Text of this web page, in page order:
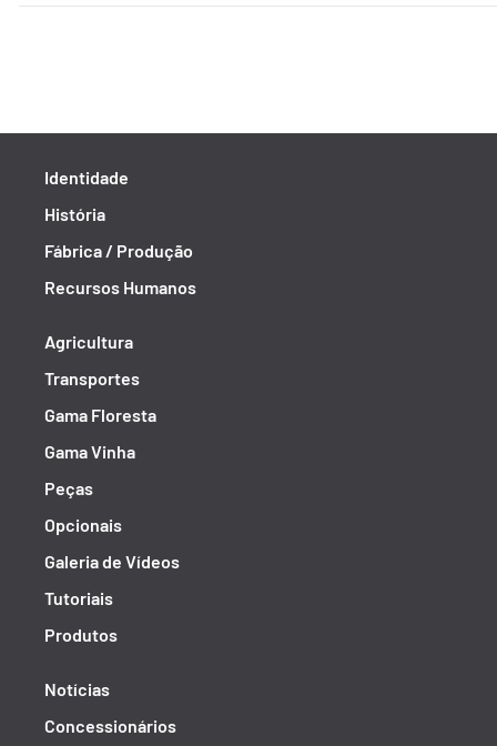
Identidade
História
Fábrica / Produção
Recursos Humanos
Agricultura
Transportes
Gama Floresta
Gama Vinha
Peças
Opcionais
Galeria de Vídeos
Tutoriais
Produtos
Notícias
Concessionários